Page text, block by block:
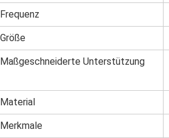
Frequenz
Größe
Maßgeschneiderte Unterstützung
Material
Merkmale